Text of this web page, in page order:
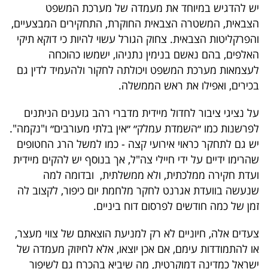
יש להדגיש במיוחד את מעמדה של מערכת המשפט
הצבאית, המשטרה הצבאית החוקרת, התחקירים המבצעיים,
והפרקליטות הצבאית. צחוק הגורל עשוי להיות כי דוקא תיקי
האלפים, בהם נאשם בנימין נתניהו, ישמשו כהוכחה
לעצמאות מערכת המשפט ויכולתה לחקור ולהעמיד לדין גם
בכירים, ואפילו את ראש הממשלה.
על נציגי ציבור לחדול מיידית מדברי רהב גזענים הניתנים
לפרשנות כמו ״השמדת עמלק״ ״אין בלתי מעורבים״ ו"נקמה".
יש גם לתחקר כראוי אירועי קצה - כמו למשל הרג החטופים
שהרימו ידיים על ידי חיילי צה"ל, אך בנוסף יש להקים מיידית
ועדת חקירה ממלכתית, ולא ממשלתית, ובדומה למה
שנעשה בוועדת אגרנט לחקר מלחמת יום כיפור, לקצוב לה
זמן של כמה חודשים לפרסום דוח ביניים.
צעדים אלה, חיוניים לא רק למניעת הוצאתם של צווי מעצר,
או להתמודדות עימם, אם אכן יוצאו, אלא לחיזוק מעמדה של
ישראל כמדינה דמוקרטית, מה שיביא בהכרח גם לשיפור